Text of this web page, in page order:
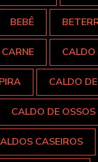
BEBÊ
CALDO
CALDO
CALDO DE OSSOS
CASEIROS